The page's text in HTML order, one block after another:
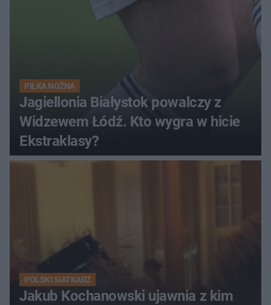
PIŁKA NOŻNA
Jagiellonia Białystok powalczy z
Widzewem Łódź. Kto wygra w hicie
Ekstraklasy?
POLSKI SIATKARZ
Jakub Kochanowski ujawnia z kim